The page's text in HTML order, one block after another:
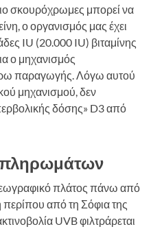
σκουρόχρωμες μπορεί να
ο οργανισμός μας έχει
IU (20.000 IU) βιταμίνης
ο μηχανισμός
παραγωγής. Λόγω αυτού
μηχανισμού, δεν
δόσης» D3 από
πλάτος πάνω από
από τη Σόφια της
UVB φιλτράρεται